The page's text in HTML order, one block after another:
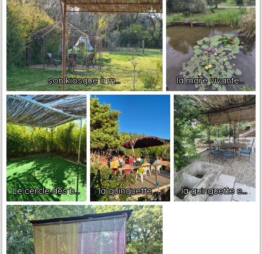
son kiosque à m... la mare vivante...
Le cercle des b... la guinguette, ... la guinguette e...